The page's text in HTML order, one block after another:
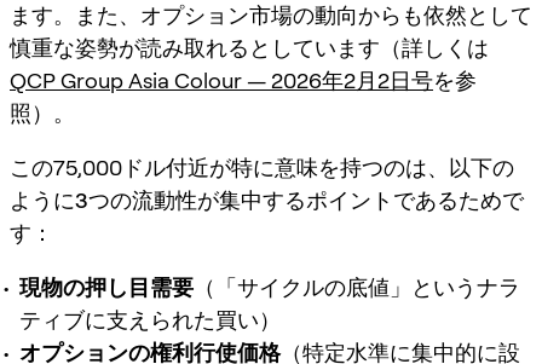
ます。また、オプション市場の動向からも依然として
慎重な姿勢が読み取れるとしています（詳しくは
QCP Group Asia Colour — 2026年2月2日号を参
照）。
この75,000ドル付近が特に意味を持つのは、以下の
ように3つの流動性が集中するポイント であるためで
す：
現物の押し目需要 （「サイクルの底値」というナラ
ティブに支えられた買い）
オプションの権利行使価格（特定水準に集中的に設